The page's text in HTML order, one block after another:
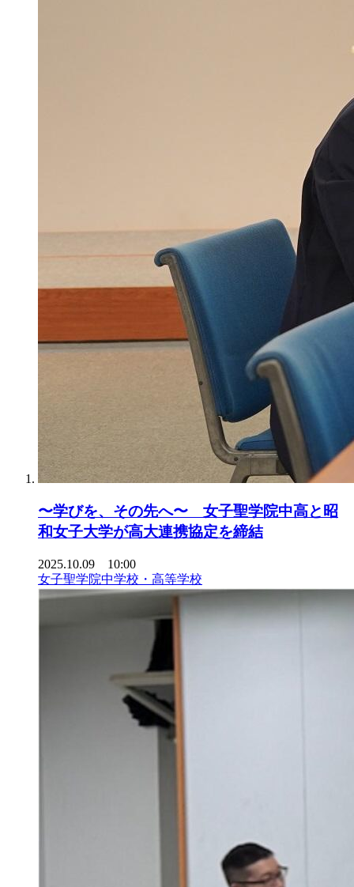
〜学びを、その先へ〜 女子聖学院中高と昭
和女子大学が高大連携協定を締結
2025.10.09 10:00
女子聖学院中学校・高等学校